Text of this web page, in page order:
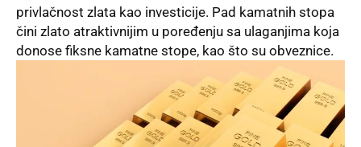
privlačnost zlata kao investicije. Pad kamatnih stopa
čini zlato atraktivnijim u poređenju sa ulaganjima koja
donose fiksne kamatne stope, kao što su obveznice.